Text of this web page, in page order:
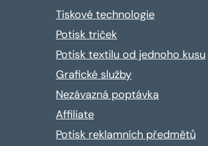
Tiskové technologie
Potisk triček
Potisk textilu od jednoho kusu
Grafické služby
Nezávazná poptávka
Affiliate
Potisk reklamních předmětů